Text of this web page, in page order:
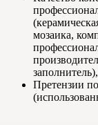
мозаика,
Претензии